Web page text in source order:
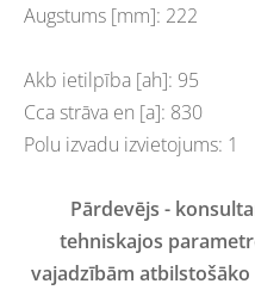
Pārdevējs -
tehniskajos
vajadzībām
Augstums [mm]: 222
Akb ietilpība [ah]: 95
Cca strāva en [a]: 830
Polu izvadu izvietojums: 1